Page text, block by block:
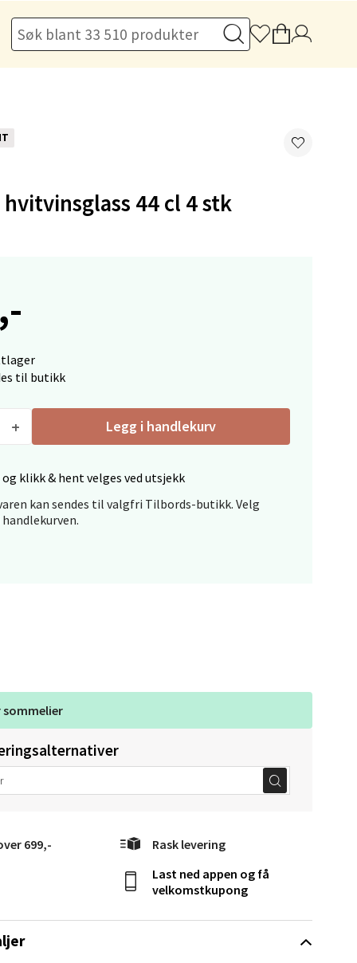
44 cl 4 stk
til butikk
Legg i handlekurv
klikk & hent velges ved utsjekk
kan sendes til valgfri Tilbords-butikk. Velg
sommelier
699,- Rask levering
Last ned appen og få
velkomstkupong